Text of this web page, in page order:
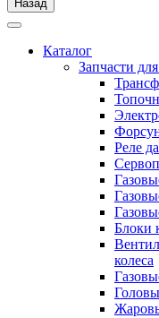
Назад
Каталог
Запчасти
Реле
Блоки
колеса